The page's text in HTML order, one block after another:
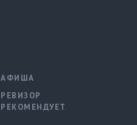
АФИША
РЕВИЗОР
РЕКОМЕНДУЕТ